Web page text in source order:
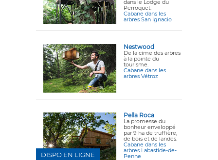
dans le Lodge du
Perroquet.
Cabane dans les
arbres San Ignacio
Nestwood
De la cime des arbres
à la pointe du
tourisme.
Cabane dans les
arbres Vétroz
Pella Roca
La promesse du
bonheur enveloppé
par 9 ha de truffière,
de bois et de landes.
Cabane dans les
arbres Labastide-de-
Penne
DISPO EN LIGNE